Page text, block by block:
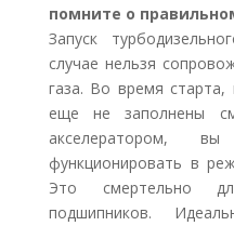
помните о
Запуск
случае нельзя
газа. Во время старта,
еще не заполнены
акселератором,
функционировать в
Это смертельно
подшипников.